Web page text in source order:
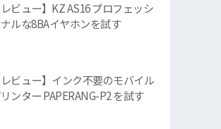
レビュー】KZ AS16 プロフェッシ
ルな8BAイヤホンを試す
レビュー】インク不要のモバイル
ンター PAPERANG-P2 を試す